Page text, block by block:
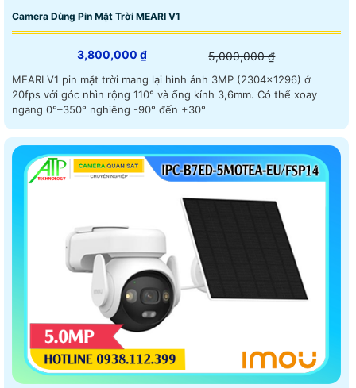
Camera Dùng Pin Mặt Trời MEARI V1
3,800,000 ₫ 5,000,000 ₫
MEARI V1 pin mặt trời mang lại hình ảnh 3MP (2304×1296) ở
20fps với góc nhìn rộng 110° và ống kính 3,6mm. Có thể xoay
ngang 0°–350° nghiêng -90° đến +30°